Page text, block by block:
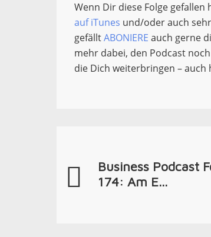
Wenn Dir diese Folge gefallen
auf iTunes und/oder auch
gefälltABONIERE auch gerne
mehr dabei, den Podcast
die Dich weiterbringen –
Business Podcast
174: Am E...